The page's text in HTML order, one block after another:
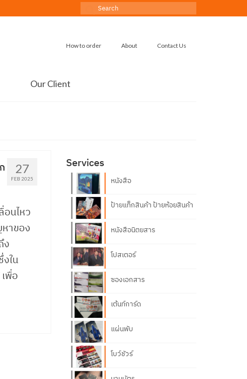
Search
How to order About Contact Us
Our Client
27
FEB 2025
นไหว
าของ
ง
ใน
พื่อ
Services
หนังสือ
ป้ายแท็กสินค้า ป้ายห้อยสินค้า
หนังสือนิตยสาร
โปสเตอร์
ซองเอกสาร
เต้นท์การ์ด
แผ่นพับ
โบว์ชัวร์